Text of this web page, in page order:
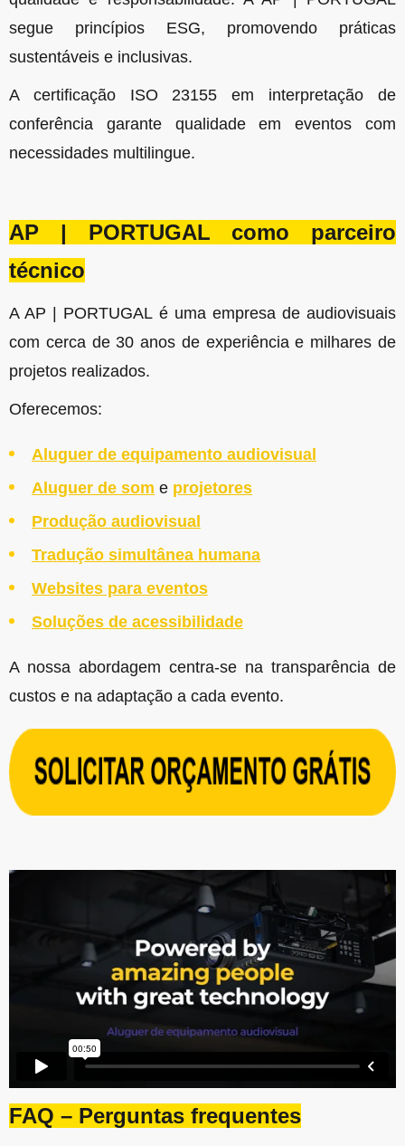
segue princípios ESG, promovendo práticas
sustentáveis e inclusivas.
A certificação ISO 23155 em interpretação de
conferência garante qualidade em eventos com
necessidades multilingue.
AP | PORTUGAL como parceiro
técnico
A AP | PORTUGAL é uma empresa de audiovisuais
com cerca de 30 anos de experiência e milhares de
projetos realizados.
Oferecemos:
Aluguer de equipamento audiovisual
Aluguer de som e projetores
Produção audiovisual
Tradução simultânea humana
Websites para eventos
Soluções de acessibilidade
A nossa abordagem centra-se na transparência de
custos e na adaptação a cada evento.
FAQ – Perguntas frequentes